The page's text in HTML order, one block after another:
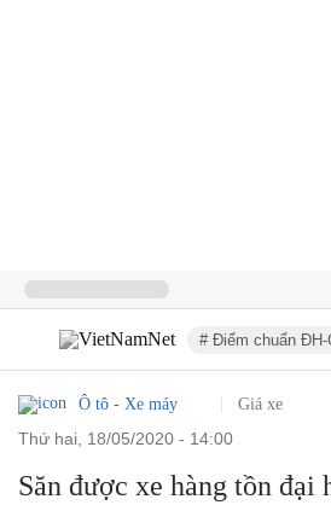
# Điểm chuẩn
Ô tô - Xe máy Giá xe
thứ hai, 18/05/2020 - 14:00
Săn được xe hàng tồn đại